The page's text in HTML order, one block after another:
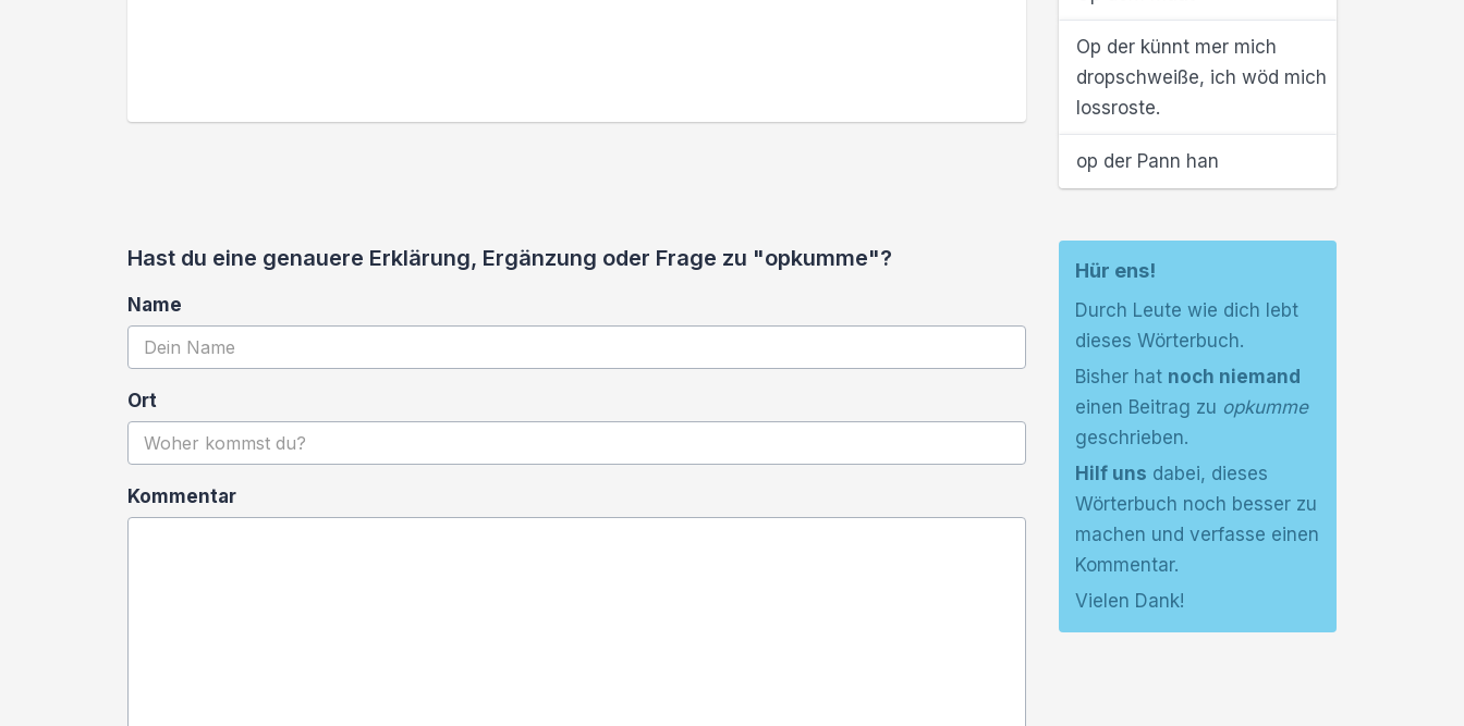
Op der künnt mer mich
dropschweiße, ich wöd mich
lossroste.
op der Pann han
Hast du eine genauere Erklärung, Ergänzung oder Frage zu "opkumme"?
Name
Ort
Kommentar
Hür ens!
Durch Leute wie dich lebt
dieses Wörterbuch.
Bisher hat noch niemand
einen Beitrag zu opkumme
geschrieben.
Hilf uns dabei, dieses
Wörterbuch noch besser zu
machen und verfasse einen
Kommentar.
Vielen Dank!